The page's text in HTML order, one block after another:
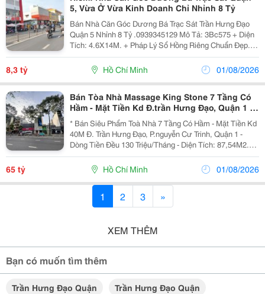
5, Vừa Ở Vừa Kinh Doanh Chỉ Nhỉnh 8 Tỷ
Bán Nhà Căn Góc Dương Bá Trạc Sát Trần Hưng Đạo
Quận 5 Nhỉnh 8 Tỷ .0939345129 Mô Tả: 3Bc575 + Diện
Tích: 4.6X14M. + Pháp Lý Sổ Hồng Riêng Chuẩn Đẹp. +
Kết Cấu 3 Tầng, 4 Phòng Ngủ Siêu Rộng, Chủ Nhà Tự
Xây Tâm Huyết Từng Viên Gạch, Nhà Xây...
8,3 tỷ Hồ Chí Minh 01/08/2026
Bán Tòa Nhà Massage King Stone 7 Tầng Có
Hầm - Mặt Tiền Kd Đ.trần Hưng Đạo, Quận 1 -
Dòng Tiền 130 Triệu/Tháng - Giá Tốt Nhất Khu
Vực Đang
* Bán Siêu Phẩm Toà Nhà 7 Tầng Có Hầm - Mặt Tiền Kd
40M Đ. Trần Hưng Đạo, P.nguyễn Cư Trinh, Quận 1 -
Dòng Tiền Đều 130 Triệu/Tháng - Diện Tích: 87,54M2.
Ngang 3,5M Nở Hậu 5,1M * 20M. - Kết Cấu: 1 Hầm - 6
Tầng - Thang Máy. - Đang Kinh Doanh...
65 tỷ Hồ Chí Minh 01/08/2026
1 2 3 »
XEM THÊM
Bạn có muốn tìm thêm
Trần Hưng Đạo Quận
Trần Hưng Đạo Quận